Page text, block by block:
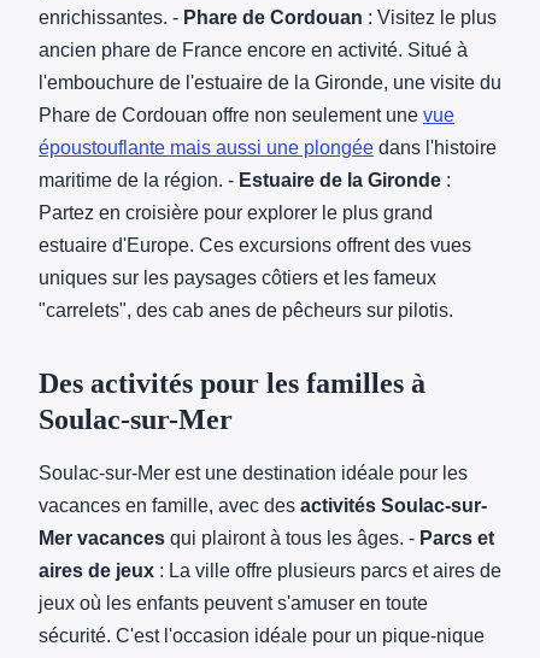
enrichissantes. - Phare de Cordouan : Visitez le plus
ancien phare de France encore en activité. Situé à
l'embouchure de l'estuaire de la Gironde, une visite du
Phare de Cordouan offre non seulement une vue
époustouflante mais aussi une plongée dans l'histoire
maritime de la région. - Estuaire de la Gironde :
Partez en croisière pour explorer le plus grand
estuaire d'Europe. Ces excursions offrent des vues
uniques sur les paysages côtiers et les fameux
"carrelets", des cab anes de pêcheurs sur pilotis.
Des activités pour les familles à
Soulac-sur-Mer
Soulac-sur-Mer est une destination idéale pour les
vacances en famille, avec des activités Soulac-sur-
Mer vacances qui plairont à tous les âges. - Parcs et
aires de jeux : La ville offre plusieurs parcs et aires de
jeux où les enfants peuvent s'amuser en toute
sécurité. C'est l'occasion idéale pour un pique-nique